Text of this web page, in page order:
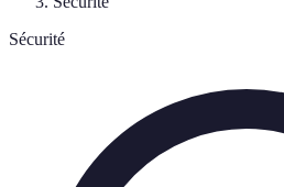
Sécurité